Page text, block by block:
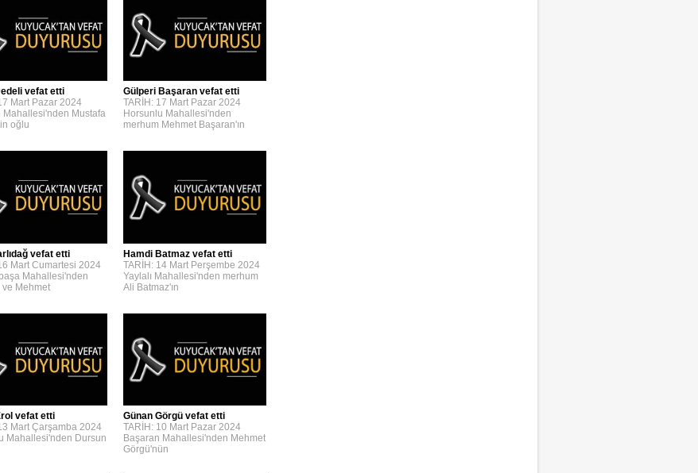
vefat etti
Mart Pazar 2024
Mahallesi'nden Mustafa
oğlu
Gülperi Başaran vefat etti
TARİH: 17 Mart Pazar 2024
Horsunlu Mahallesi'nden
merhum Mehmet Başaran'ın
vefat etti
Mart Cumartesi 2024
Mahallesi'nden
ve Mehmet
Hamdi Batmaz vefat etti
TARİH: 14 Mart Perşembe 2024
Yaylalı Mahallesi'nden merhum
Ali Batmaz'ın
vefat etti
Mart Çarşamba 2024
Mahallesi'nden Dursun
Günan Görgü vefat etti
TARİH: 10 Mart Pazar 2024
Başaran Mahallesi'nden Mehmet
Görgü'nün